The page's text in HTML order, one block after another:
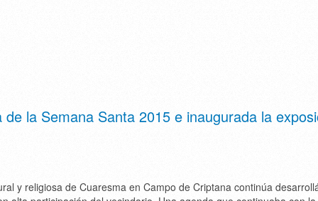
la Semana Santa 2015 e inaugurada la
y religiosa de Cuaresma en Campo de Criptana continúa